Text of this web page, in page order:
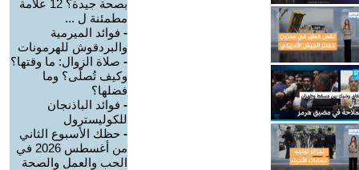
بصحة جيدة؟ 12 علامة
مطمئنة ل ...
- فوائد الميرمية
والبردقوش للهرمونات
- صلاة الزوال: ما وقتها؟
وكيف تُصلّى؟ وما
فضلها؟
- فوائد الباذنجان
للكوليسترول
- حظك الأسبوع الثاني
من أغسطس 2026 في
الحب والعمل والصحة